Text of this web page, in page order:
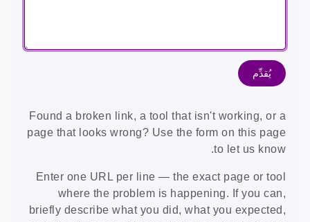
Found a broken link, a tool that isn't working, or a
page that looks wrong? Use the form on this page
to let us know.
Enter one URL per line — the exact page or tool
where the problem is happening. If you can,
briefly describe what you did, what you expected,